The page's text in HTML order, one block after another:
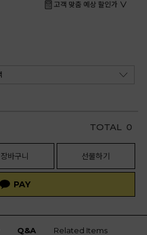
고객 맞춤 예상 할인가
TOTAL 0
장바구니 선물하기
Q&A Related Items